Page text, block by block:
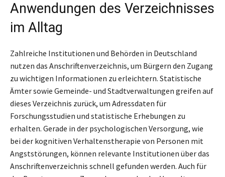
Anwendungen des Verzeichnisses
im Alltag
Zahlreiche Institutionen und Behörden in Deutschland
nutzen das Anschriftenverzeichnis, um Bürgern den Zugang
zu wichtigen Informationen zu erleichtern. Statistische
Ämter sowie Gemeinde- und Stadtverwaltungen greifen auf
dieses Verzeichnis zurück, um Adressdaten für
Forschungsstudien und statistische Erhebungen zu
erhalten. Gerade in der psychologischen Versorgung, wie
bei der kognitiven Verhaltenstherapie von Personen mit
Angststörungen, können relevante Institutionen über das
Anschriftenverzeichnis schnell gefunden werden. Auch für